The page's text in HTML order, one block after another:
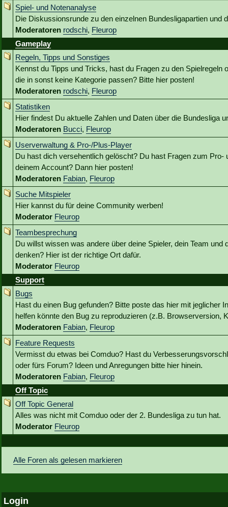
Spiel- und Notenanalyse
Die Diskussionsrunde zu den einzelnen Bundesligapartien und
Moderatoren rodschi, Fleurop
Gameplay
Regeln, Tipps und Sonstiges
Kennst du Tipps und Tricks, hast du Fragen zu den Spielregeln
die in sonst keine Kategorie passen? Bitte hier posten!
Moderatoren rodschi, Fleurop
Statistiken
Hier findest Du aktuelle Zahlen und Daten über die Bundesliga
Moderatoren Bucci, Fleurop
Userverwaltung & Pro-/Plus-Player
Du hast dich versehentlich gelöscht? Du hast Fragen zum Pro-
deinem Account? Dann hier posten!
Moderatoren Fabian, Fleurop
Suche Mitspieler
Hier kannst du für deine Community werben!
Moderator Fleurop
Teambesprechung
Du willst wissen was andere über deine Spieler, dein Team und
denken? Hier ist der richtige Ort dafür.
Moderator Fleurop
Support
Bugs
Hast du einen Bug gefunden? Bitte poste das hier mit jeglicher
helfen könnte den Bug zu reproduzieren (z.B. Browserversion,
Moderatoren Fabian, Fleurop
Feature Requests
Vermisst du etwas bei Comduo? Hast du
oder fürs Forum? Ideen und Anregungen bitte hier hinein.
Moderatoren Fabian, Fleurop
Off Topic
Off Topic General
Alles was nicht mit Comduo oder der 2. Bundesliga zu tun hat.
Moderator Fleurop
Alle Foren als gelesen markieren
Login